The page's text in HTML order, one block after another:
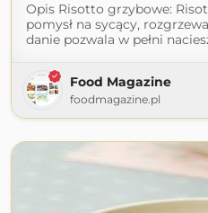
Opis Risotto grzybowe:
pomysł na sycący,
danie pozwala w pełni
Food Magazine
foodmagazine.pl